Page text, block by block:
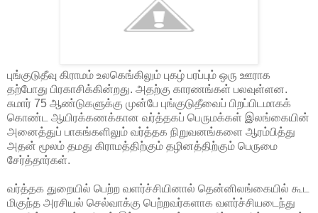
புங்குடுதீவு கிராமம் உலகெங்கிலும் புகழ் பரப்பும் ஒரு ஊராக
தற்போது பிரகாசிக்கின்றது. அதற்கு காரணங்கள் பலவுள்ளன.
சுமார் 75 ஆண்டுகளுக்கு முன்பே புங்குடுதீவைப் பிறப்பிடமாகக்
கொண்ட ஆயிரக்கணக்கான வர்த்தகப் பெருமக்கள் இலங்கையின்
அனைத்துப் பாகங்களிலும் வர்த்தக நிறுவனங்களை ஆரம்பித்து
அதன் மூலம் தமது கிராமத்திற்கும் தழினத்திற்கும் பெருமை
சேர்த்தார்கள்.
வர்த்தக துறையில் பெற்ற வளர்ச்சியினால் தென்னிலங்கையில் கூட
மிகுந்த அரசியல் செல்வாக்கு பெற்றவர்களாக வளர்ச்சியடைந்து